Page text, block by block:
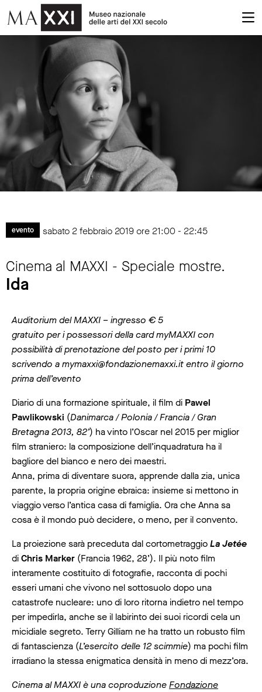
evento sabato 2 febbraio 2019 ore 21:00 - 22:45
Cinema al MAXXI - Speciale mostre.
Ida
Auditorium del MAXXI – ingresso € 5
gratuito per i possessori della card myMAXXI con
possibilità di prenotazione del posto per i primi 10
scrivendo a mymaxxi@fondazionemaxxi.it entro il giorno
prima dell’evento
Diario di una formazione spirituale, il film di Pawel
Pawlikowski (Danimarca / Polonia / Francia / Gran
Bretagna 2013, 82’) ha vinto l’Oscar nel 2015 per miglior
film straniero: la composizione dell’inquadratura ha il
bagliore del bianco e nero dei maestri.
Anna, prima di diventare suora, apprende dalla zia, unica
parente, la propria origine ebraica: insieme si mettono in
viaggio verso l’antica casa di famiglia. Ora che Anna sa
cosa è il mondo può decidere, o meno, per il convento.
La proiezione sarà preceduta dal cortometraggioLa Jetée
diChris Marker (Francia 1962, 28’). Il più noto film
interamente costituito di fotografie, racconta di pochi
esseri umani che vivono nel sottosuolo dopo una
catastrofe nucleare: uno di loro ritorna indietro nel tempo
per impedirla, anche se il labirinto dei suoi ricordi cela un
micidiale segreto. Terry Gilliam ne ha tratto un robusto film
di fantascienza (L’esercito delle 12 scimmie) ma pochi film
irradiano la stessa enigmatica densità in meno di mezz’ora.
Cinema al MAXXI è una coproduzioneFondazione